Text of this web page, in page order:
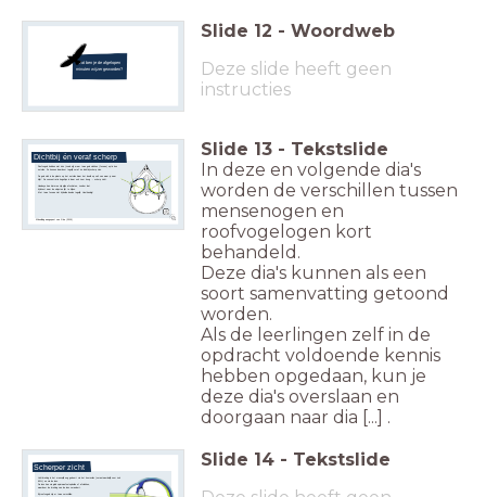
Wat ben je de afgelopen
minuten wijzer geworden?
Slide 12 - Woordweb
Deze slide heeft geen
instructies
Dichtbij én veraf scherp
Afbeelding aangepast van Giza (2015)
Slide 13 - Tekstslide
In deze en volgende dia's
worden de verschillen tussen
mensenogen en
roofvogelogen kort
behandeld.
Deze dia's kunnen als een
soort samenvatting getoond
worden.
Als de leerlingen zelf in de
opdracht voldoende kennis
hebben opgedaan, kun je
deze dia's overslaan en
doorgaan naar dia [...] .
Scherper zicht
Lichtbreking in hetmenselijk oog gebeurt via het hoornvlies (verantwoordelijk voor zo'n
60%) en via de lens.
De lens kan via glad spierweefsel opbollen of afvlakken,
waardoor de breking van de lens verandert.
Bijroofvogels zijn er twee verschillen:
Slide 14 - Tekstslide